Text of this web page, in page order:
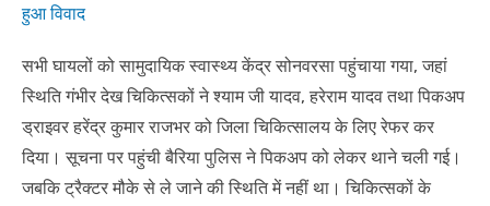
हुआ विवाद
सभी घायलों को सामुदायिक स्वास्थ्य केंद्र सोनवरसा पहुंचाया गया, जहां
स्थिति गंभीर देख चिकित्सकों ने श्याम जी यादव, हरेराम यादव तथा पिकअप
ड्राइवर हरेंद्र कुमार राजभर को जिला चिकित्सालय के लिए रेफर कर
दिया। सूचना पर पहुंची बैरिया पुलिस ने पिकअप को लेकर थाने चली गई।
जबकि ट्रैक्टर मौके से ले जाने की स्थिति में नहीं था। चिकित्सकों के